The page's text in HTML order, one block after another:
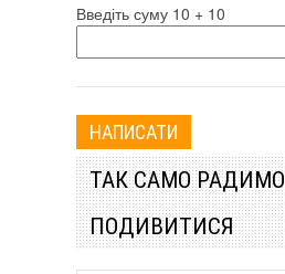
Введіть суму 10 + 10
ТАК САМО РАДИМО
ПОДИВИТИСЯ